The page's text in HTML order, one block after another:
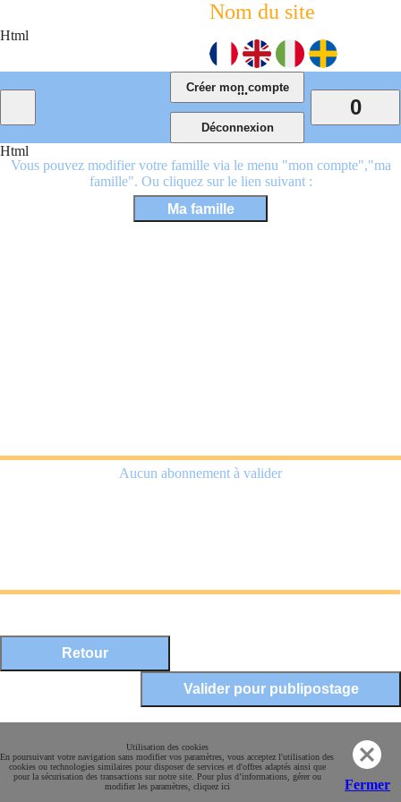
Html
Nom du site
Html
0
...
Vous pouvez modifier votre famille via le menu "mon compte","ma
famille". Ou cliquez sur le lien suivant :
Aucun abonnement à valider
Utilisation des cookies
En poursuivant votre navigation sans modifier vos paramètres, vous acceptez l'utilisation des
cookies ou technologies similaires pour disposer de services et d'offres adaptés ainsi que
pour la sécurisation des transactions sur notre site. Pour plus d’informations, gérer ou
modifier les paramètres, cliquez ici
Fermer
Paiement sécurisé
Conditions Générales de Vente